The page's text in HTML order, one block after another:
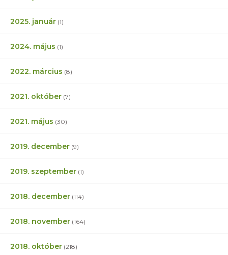
2025. január (1)
2024. május (1)
2022. március (8)
2021. október (7)
2021. május (30)
2019. december (9)
2019. szeptember (1)
2018. december (114)
2018. november (164)
2018. október (218)